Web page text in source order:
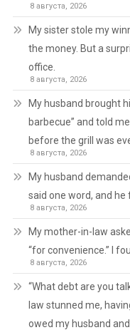
8 августа, 2026
My sister stole my
the money. But a
office.
8 августа, 2026
My husband brought
barbecue” and told
before the grill was
8 августа, 2026
My husband
said one word, and he
8 августа, 2026
My mother-in-law
“for convenience.” I
8 августа, 2026
“What debt are you
law stunned me,
owed my husband and